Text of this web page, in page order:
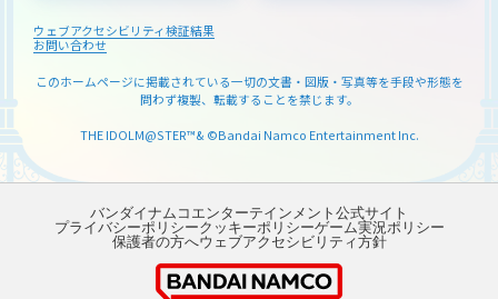
ウェブアクセシビリティ検証結果
お問い合わせ
このホームページに掲載されている一切の文書・図版・写真等を手段や形態を
問わず複製、転載することを禁じます。
THE IDOLM@STER™& ©Bandai Namco Entertainment Inc.
バンダイナムコエンターテインメント公式サイト
プライバシーポリシークッキーポリシーゲーム実況ポリシー
保護者の方へウェブアクセシビリティ方針